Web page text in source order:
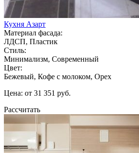
Кухня Азарт
Материал фасада:
ЛДСП, Пластик
Стиль:
Минимализм, Современный
Цвет:
Бежевый, Кофе с молоком, Орех
Цена: от 31 351 руб.
Рассчитать